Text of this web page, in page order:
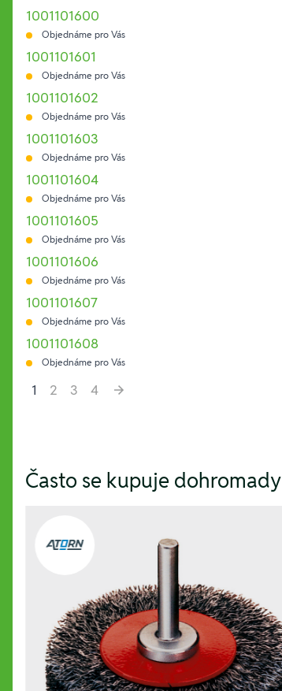
1001101600
Objednáme pro Vás
1001101601
Objednáme pro Vás
1001101602
Objednáme pro Vás
1001101603
Objednáme pro Vás
1001101604
Objednáme pro Vás
1001101605
Objednáme pro Vás
1001101606
Objednáme pro Vás
1001101607
Objednáme pro Vás
1001101608
Objednáme pro Vás
1
2 3
4
Často se kupuje dohromady